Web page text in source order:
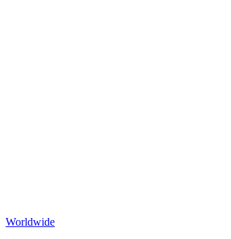
Worldwide